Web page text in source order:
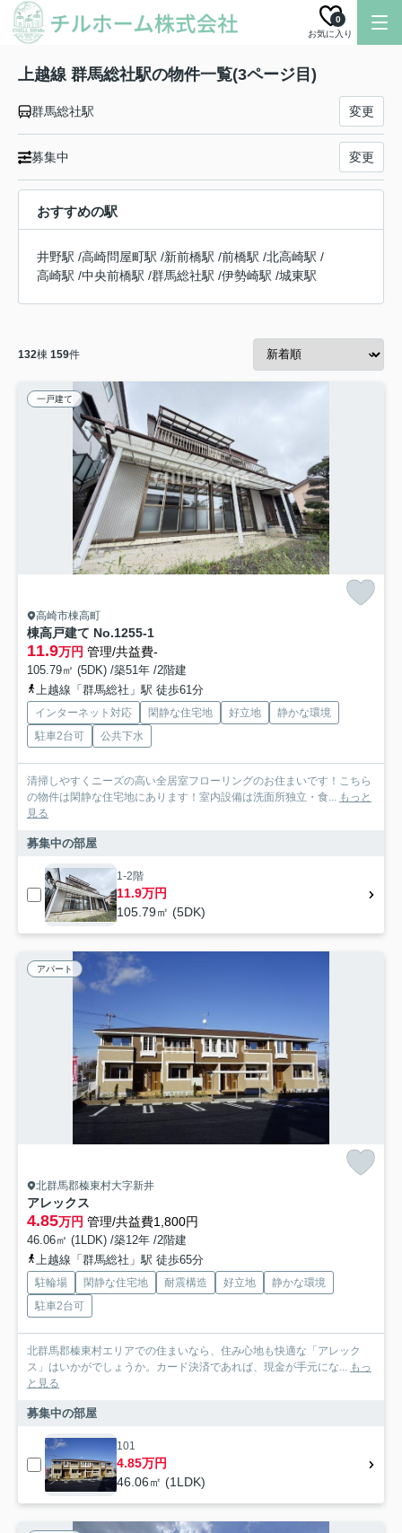
お気に入り
0
上越線 群馬総社駅の物件一覧(3ページ目)
群馬総社駅 変更
募集中 変更
おすすめの駅
井野駅 /高崎問屋町駅 /新前橋駅 /前橋駅 /北高崎駅 /
高崎駅 /中央前橋駅 /群馬総社駅 /伊勢崎駅 /城東駅
132棟 159件
一戸建て
高崎市棟高町
棟高戸建て No.1255-1
11.9万円 管理/共益費-
105.79㎡ (5DK) /築51年 /2階建
上越線「群馬総社」駅 徒歩61分
インターネット対応 閑静な住宅地 好立地
静かな環境
駐車2台可
公共下水
清掃しやすくニーズの高い全居室フローリングのお住まいです！こちら
の物件は閑静な住宅地にあります！室内設備は洗面所独立・食... もっと
見る
募集中の部屋
1-2階
11.9万円
105.79㎡ (5DK)
アパート
北群馬郡榛東村大字新井
アレックス
4.85万円 管理/共益費1,800円
46.06㎡ (1LDK) /築12年 /2階建
上越線「群馬総社」駅 徒歩65分
駐輪場 閑静な住宅地 耐震構造 好立地
静かな環境
駐車2台可
北群馬郡榛東村エリアでの住まいなら、住み心地も快適な「アレック
ス」はいかがでしょうか。カード決済であれば、現金が手元にな... もっ
と見る
募集中の部屋
101
4.85万円
46.06㎡ (1LDK)